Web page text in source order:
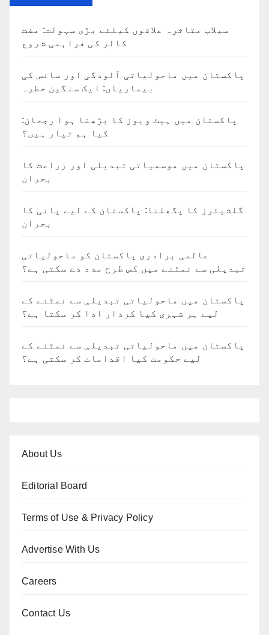
سیلاب متاثرہ علاقوں کیلئے بڑی سہولت: مفت
کالز کی فراہمی شروع
پاکستان میں ماحولیاتی آلودگی اور سانس کی
بیماریاں: ایک سنگین خطرہ
پاکستان میں ہیٹ ویوز کا بڑھتا ہوا رجحان:
کیا ہم تیار ہیں؟
پاکستان میں موسمیاتی تبدیلی اور زراعت کا
بحران
گلشیئرز کا پگھلنا: پاکستان کے لیے پانی کا
بحران
عالمی برادری پاکستان کو ماحولیاتی
تبدیلی سے نمٹنے میں کس طرح مدد دے سکتی ہے؟
پاکستان میں ماحولیاتی تبدیلی سے نمٹنے کے
لیے ہر شہری کیا کردار ادا کر سکتا ہے؟
پاکستان میں ماحولیاتی تبدیلی سے نمٹنے کے
لیے حکومت کیا اقدامات کر سکتی ہے؟
About Us
Editorial Board
Terms of Use & Privacy Policy
Advertise With Us
Careers
Contact Us